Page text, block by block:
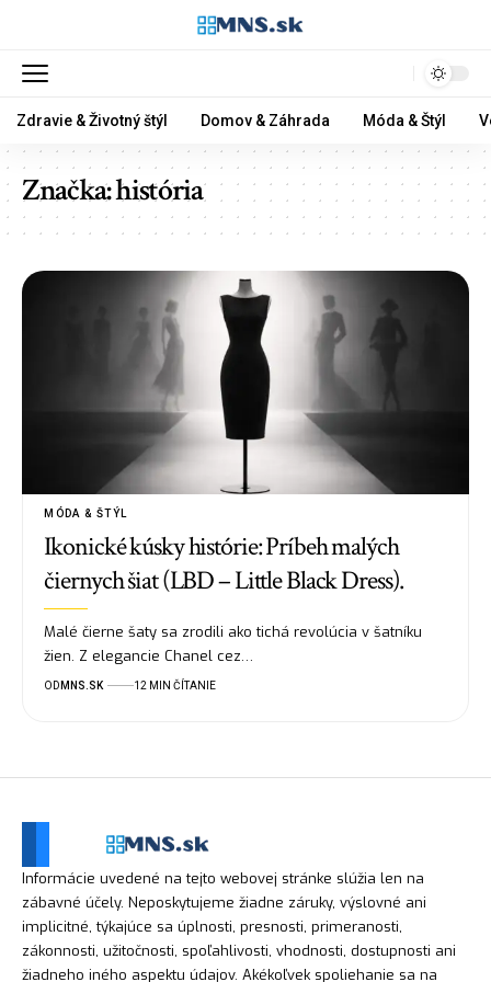
Zdravie & Životný štýl Domov & Záhrada Móda & Štýl
Značka:história
MÓDA & ŠTÝL
Ikonické kúsky histórie: Príbeh malých
čiernych šiat (LBD – Little Black Dress).
Malé čierne šaty sa zrodili ako tichá revolúcia v šatníku
žien. Z elegancie Chanel cez…
OD MNS.SK 12 MIN ČÍTANIE
Informácie uvedené na tejto webovej stránke slúžia len na
zábavné účely. Neposkytujeme žiadne záruky, výslovné ani
implicitné, týkajúce sa úplnosti, presnosti, primeranosti,
zákonnosti, užitočnosti, spoľahlivosti, vhodnosti, dostupnosti ani
žiadneho iného aspektu údajov. Akékoľvek spoliehanie sa na